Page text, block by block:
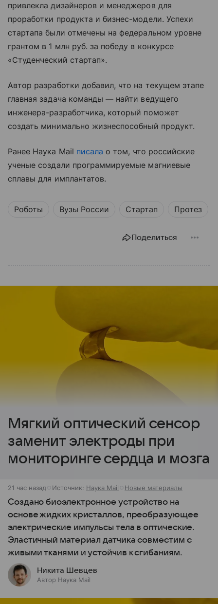
привлекла дизайнеров и менеджеров для
проработки продукта и бизнес-модели. Успехи
стартапа были отмечены на федеральном уровне
грантом в 1 млн руб. за победу в конкурсе
«Студенческий стартап».
Автор разработки добавил, что на текущем этапе
главная задача команды — найти ведущего
инженера-разработчика, который поможет
создать минимально жизнеспособный продукт.
Ранее Наука Mail писала о том, что российские
ученые создали программируемые магниевые
сплавы для имплантатов.
Роботы Вузы России Стартап Протез
Поделиться
Мягкий оптический сенсор
заменит электроды при
мониторинге сердца и мозга
21 час назад Источник: Наука Mail Новые материалы
Создано биоэлектронное устройство на
основе жидких кристаллов, преобразующее
электрические импульсы тела в оптические.
Эластичный материал датчика совместим с
живыми тканями и устойчив к сгибаниям.
Никита Шевцев
Автор Наука Mail